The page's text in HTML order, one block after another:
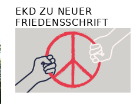
EKD ZU NEUER
FRIEDENSSCHRIFT